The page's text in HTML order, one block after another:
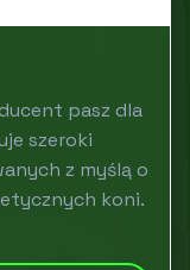
pasz dla
szeroki
z myślą o
koni.